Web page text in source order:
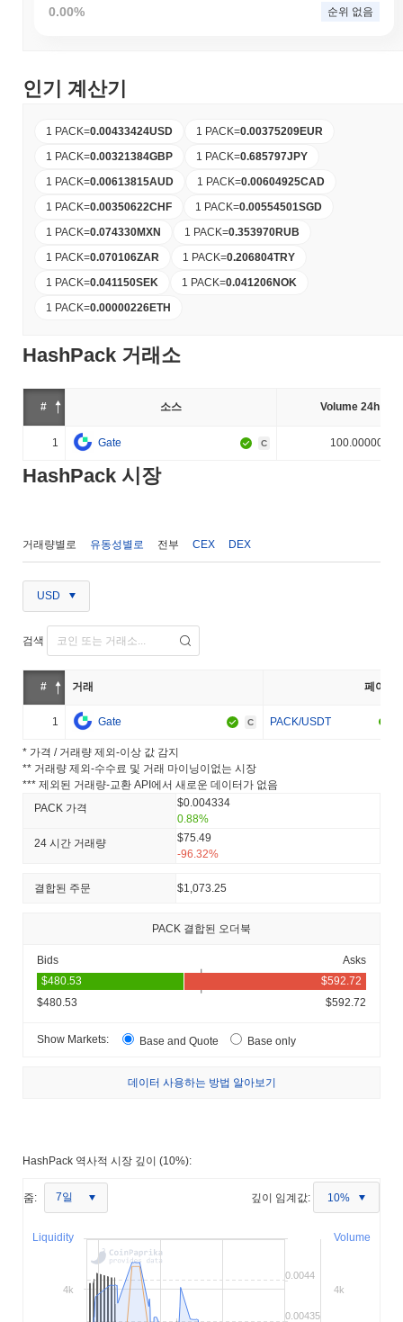
0.00% 순위 없음
인기 계산기
1 PACK=0.00433424USD 1 PACK=0.00375209EUR
1 PACK=0.00321384GBP 1 PACK=0.685797JPY
1 PACK=0.00613815AUD 1 PACK=0.00604925CAD
1 PACK=0.00350622CHF 1 PACK=0.00554501SGD
1 PACK=0.074330MXN 1 PACK=0.353970RUB
1 PACK=0.070106ZAR 1 PACK=0.206804TRY
1 PACK=0.041150SEK 1 PACK=0.041206NOK
1 PACK=0.00000226ETH
HashPack 거래소
# 소스 Volume 24h (%)
1 Gate C 100.000000%
HashPack 시장
거래량별로 유동성별로 전부 CEX DEX
USD
검색
# 거래 페어
1 Gate C PACK/USDT
* 가격 / 거래량 제외-이상 값 감지
** 거래량 제외-수수료 및 거래 마이닝이없는 시장
*** 제외된 거래량-교환 API에서 새로운 데이터가 없음
PACK 가격
$0.004334
0.88%
24 시간 거래량
$75.49
-96.32%
결합된 주문 $1,073.25
PACK 결합된 오더북
Bids Asks
$480.53 $592.72
Show Markets: Base and Quote Base only
데이터 사용하는 방법 알아보기
HashPack 역사적 시장 깊이 (10%):
줌: 7일 깊이 임계값: 10%
Volume
Liquidity
0.00435
0.0044
4k
4k